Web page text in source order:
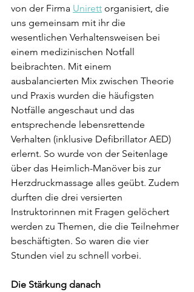
von der Firma Unirett organisiert, die
uns gemeinsam mit ihr die
wesentlichen Verhaltensweisen bei
einem medizinischen Notfall
beibrachten. Mit einem
ausbalancierten Mix zwischen Theorie
und Praxis wurden die häufigsten
Notfälle angeschaut und das
entsprechende lebensrettende
Verhalten (inklusive Defibrillator AED)
erlernt. So wurde von der Seitenlage
über das Heimlich-Manöver bis zur
Herzdruckmassage alles geübt. Zudem
durften die drei versierten
Instruktorinnen mit Fragen gelöchert
werden zu Themen, die die Teilnehmer
beschäftigten. So waren die vier
Stunden viel zu schnell vorbei.
Die Stärkung danach